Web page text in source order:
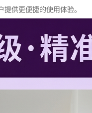
供更便捷的使用体验。